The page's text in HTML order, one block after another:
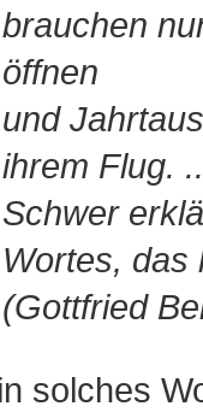
brauchen
öffnen
und
ihrem Flug.
Schwer
Wortes, das
(Gottfried
solches